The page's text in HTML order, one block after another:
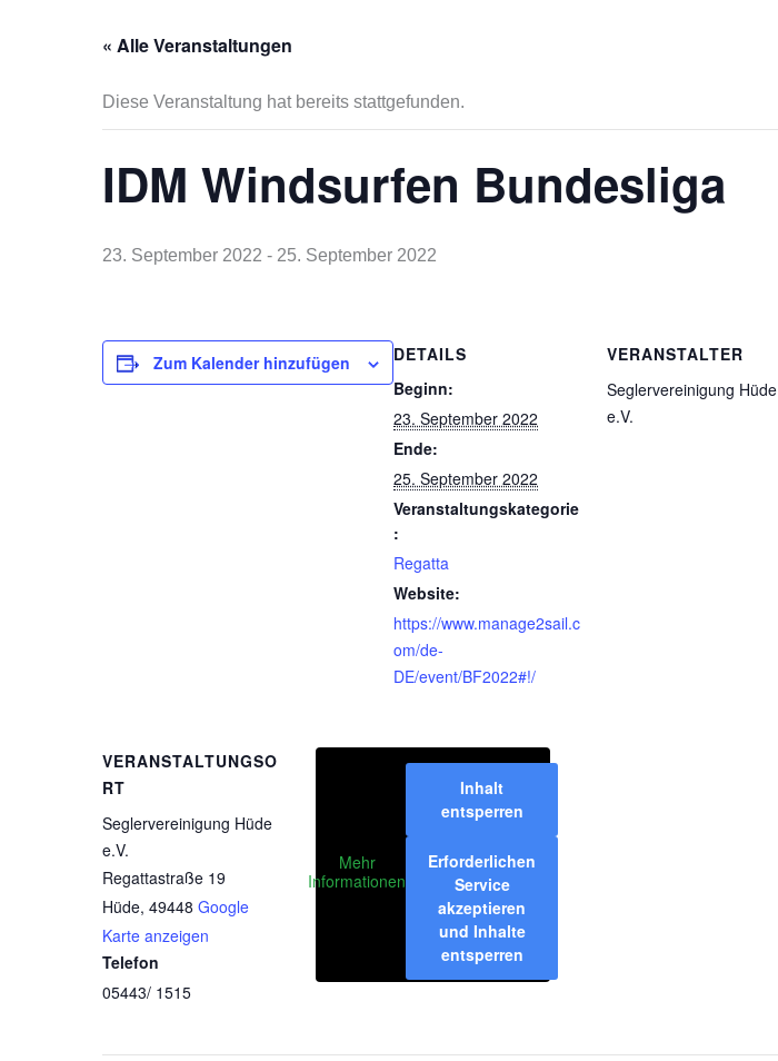
« Alle Veranstaltungen
Diese Veranstaltung hat bereits stattgefunden.
IDM Windsurfen Bundesliga
23. September 2022 - 25. September 2022
Zum Kalender hinzufügen
DETAILS
Beginn:
23. September 2022
Ende:
25. September 2022
Veranstaltungskategorie
:
Regatta
Website:
https://www.manage2sail.c
om/de-
DE/event/BF2022#!/
VERANSTALTER
Seglervereinigung Hüde
e.V.
VERANSTALTUNGSO
RT
Seglervereinigung Hüde
e.V.
Regattastraße 19
Hüde, 49448 Google
Karte anzeigen
Telefon
05443/ 1515
Mehr
Informationen
Inhalt
entsperren
Erforderlichen
Service
akzeptieren
und Inhalte
entsperren